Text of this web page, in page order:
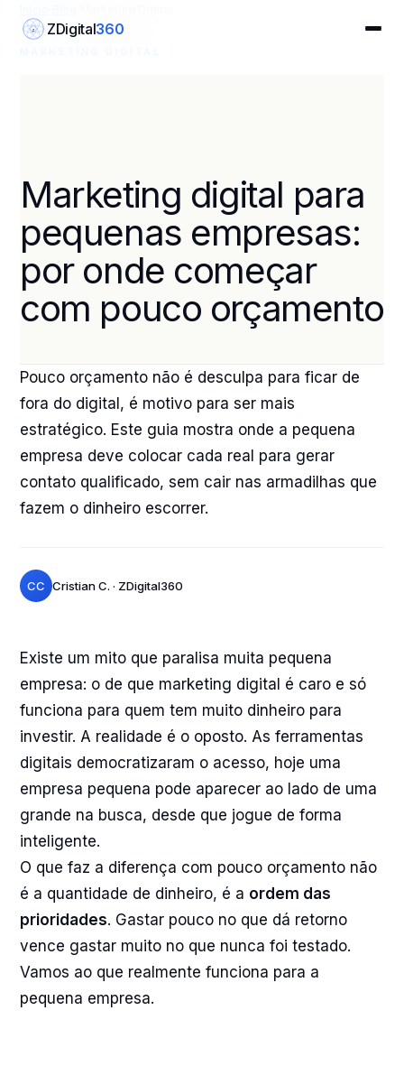
Z ZDigital360
Marketing digital para
pequenas empresas:
por onde começar
com pouco orçamento
Pouco orçamento não é desculpa para ficar de
fora do digital, é motivo para ser mais
estratégico. Este guia mostra onde a pequena
empresa deve colocar cada real para gerar
contato qualificado, sem cair nas armadilhas que
fazem o dinheiro escorrer.
CC Cristian C. · ZDigital360
Existe um mito que paralisa muita pequena
empresa: o de que marketing digital é caro e só
funciona para quem tem muito dinheiro para
investir. A realidade é o oposto. As ferramentas
digitais democratizaram o acesso, hoje uma
empresa pequena pode aparecer ao lado de uma
grande na busca, desde que jogue de forma
inteligente.
O que faz a diferença com pouco orçamento não
é a quantidade de dinheiro, é a ordem das
prioridades. Gastar pouco no que dá retorno
vence gastar muito no que nunca foi testado.
Vamos ao que realmente funciona para a
pequena empresa.